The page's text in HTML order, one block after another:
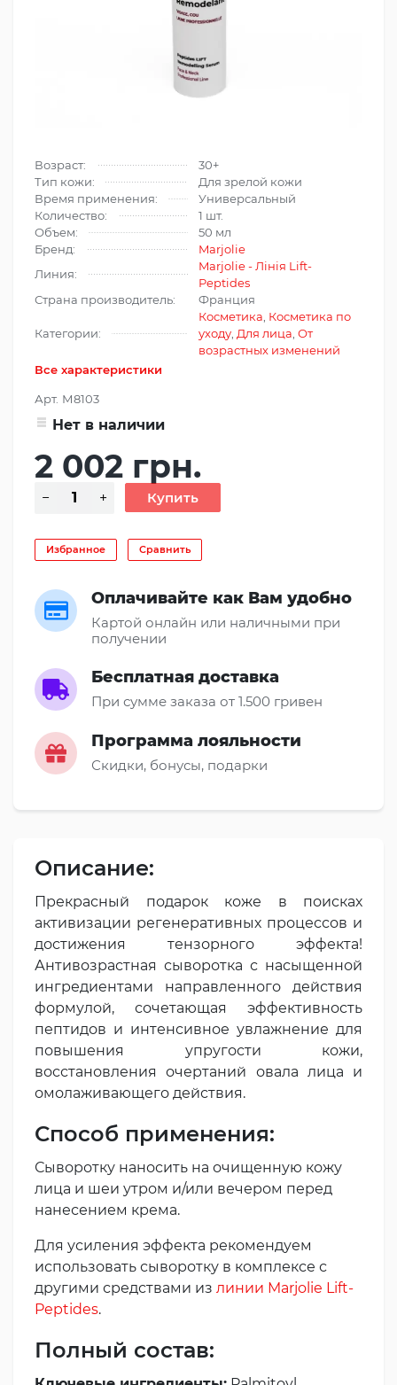
Возраст:
30+
Тип кожи:
Для зрелой кожи
Время применения:
Универсальный
Количество:
1 шт.
Объем:
50 мл
Бренд:
Marjolie
Линия:
Marjolie - Лінія Lift-
Peptides
Страна производитель:
Франция
Категории:
Косметика Косметика по
уходу Для лица От
возрастных изменений
Все характеристики
Арт. М8103
Нет в наличии
2 002 грн.
Избранное Сравнить
Оплачивайте как Вам удобно
Картой онлайн или наличными при
получении
Бесплатная доставка
При сумме заказа от 1.500 гривен
Программа лояльности
Скидки, бонусы, подарки
Описание:
Прекрасный подарок коже в поисках
активизации регенеративных процессов и
достижения тензорного эффекта!
Антивозрастная сыворотка с насыщенной
ингредиентами направленного действия
формулой, сочетающая эффективность
пептидов и интенсивное увлажнение для
повышения упругости кожи,
восстановления очертаний овала лица и
омолаживающего действия.
Способ применения:
Сыворотку наносить на очищенную кожу
лица и шеи утром и/или вечером перед
нанесением крема.
Для усиления эффекта рекомендуем
использовать сыворотку в комплексе с
другими средствами из линии Marjolie Lift-
Peptides.
Полный состав: